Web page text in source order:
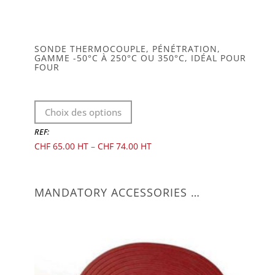
SONDE THERMOCOUPLE, PÉNÉTRATION,
GAMME -50°C À 250°C OU 350°C, IDÉAL POUR
FOUR
Choix des options
Ce
plusieurs
options
REF:
CHF65.00 – CHF74.00
MANDATORY ACCESSORIES …